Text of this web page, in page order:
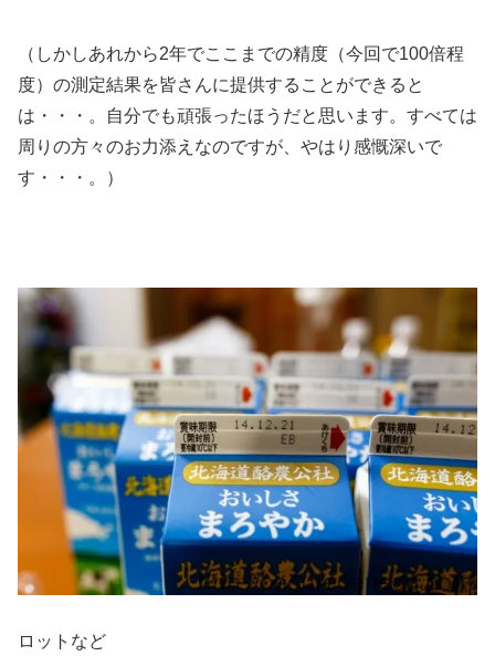
（しかしあれから2年でここまでの精度（今回で100倍程
度）の測定結果を皆さんに提供することができると
は・・・。自分でも頑張ったほうだと思います。すべては
周りの方々のお力添えなのですが、やはり感慨深いで
す・・・。）
ロットなど